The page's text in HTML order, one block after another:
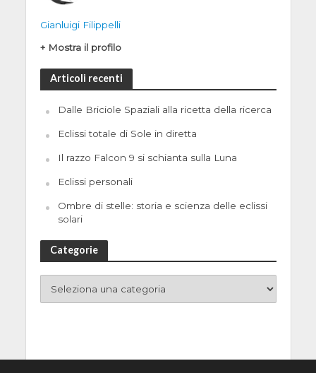
Gianluigi Filippelli
+ Mostra il profilo
Articoli recenti
Dalle Briciole Spaziali alla ricetta della ricerca
Eclissi totale di Sole in diretta
Il razzo Falcon 9 si schianta sulla Luna
Eclissi personali
Ombre di stelle: storia e scienza delle eclissi
solari
Categorie